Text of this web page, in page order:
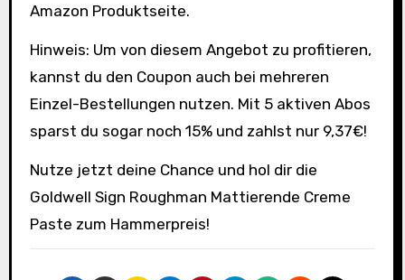
Amazon Produktseite.
Hinweis: Um von diesem Angebot zu profitieren,
kannst du den Coupon auch bei mehreren
Einzel-Bestellungen nutzen. Mit 5 aktiven Abos
sparst du sogar noch 15% und zahlst nur 9,37€!
Nutze jetzt deine Chance und hol dir die
Goldwell Sign Roughman Mattierende Creme
Paste zum Hammerpreis!